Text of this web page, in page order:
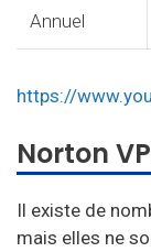
Annuel
https://
Norton
Il existe de
mais elles ne